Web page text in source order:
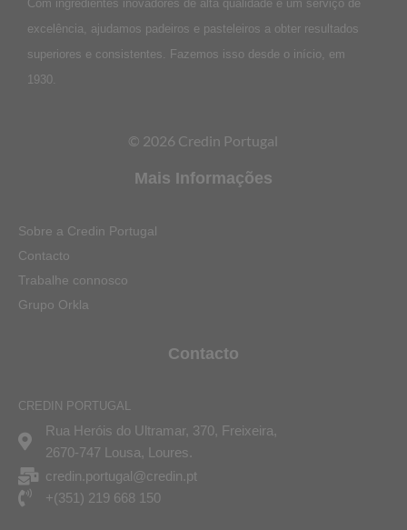
Com ingredientes inovadores de alta qualidade e um serviço de
excelência, ajudamos padeiros e pasteleiros a obter resultados
superiores e consistentes. Fazemos isso desde o início, em
1930.
© 2026 Credin Portugal
Mais Informações
Sobre a Credin Portugal
Contacto
Trabalhe connosco
Grupo Orkla
Contacto
CREDIN PORTUGAL
Rua Heróis do Ultramar, 370, Freixeira,
2670-747 Lousa, Loures.
credin.portugal@credin.pt
+(351) 219 668 150